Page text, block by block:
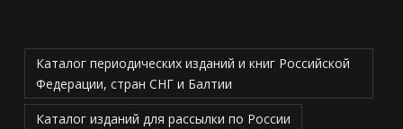
Каталог периодических изданий и книг Российской
Федерации, стран СНГ и Балтии
Каталог изданий для рассылки по России